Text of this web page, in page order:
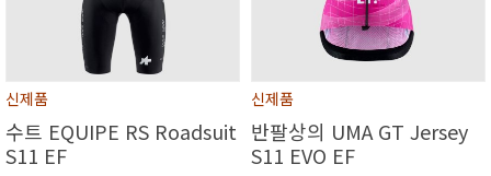
신제품
수트 EQUIPE RS Roadsuit
S11 EF
신제품
반팔상의 UMA GT Jersey
S11 EVO EF